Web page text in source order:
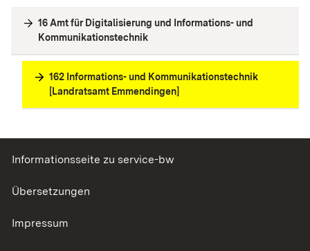
16 Amt für Digitalisierung und Informations- und
Kommunikationstechnik
162 Informations- und Kommunikationstechnik
[Landratsamt Emmendingen]
Informationsseite zu service-bw
Übersetzungen
Impressum